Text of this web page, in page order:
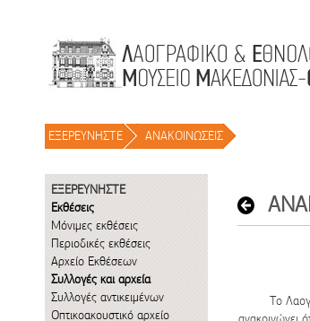
ΕΞΕΡΕΥΝΗΣΤΕ / ΑΝΑΚΟΙΝΩΣΕΙΣ /
ΕΞΕΡΕΥΝΗΣΤΕ
Εκθέσεις
Μόνιμες εκθέσεις
Περιοδικές εκθέσεις
Αρχείο Εκθέσεων
Συλλογές και αρχεία
Συλλογές αντικειμένων
Οπτικοακουστικό αρχείο
Το